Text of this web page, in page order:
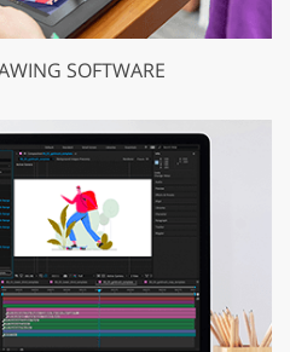
SOFTWARE